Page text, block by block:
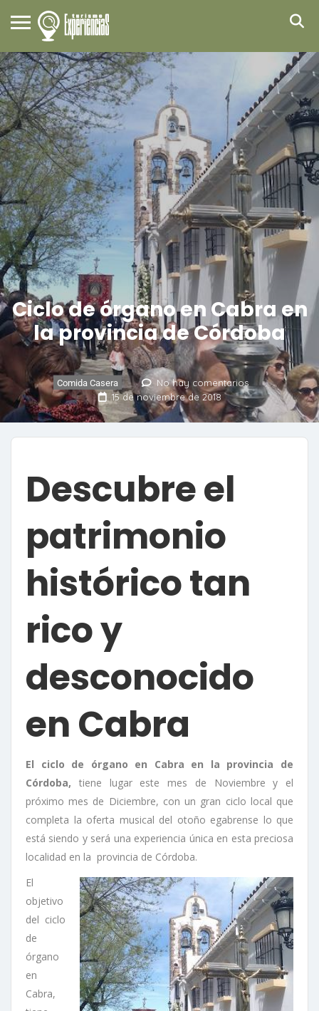
Ciclo de órgano en Cabra en
la provincia de Córdoba
Comida Casera
No hay comentarios
15 de noviembre de 2018
Descubre el
patrimonio
histórico tan
rico y
desconocido
en Cabra
El ciclo de órgano en Cabra en la provincia de
Córdoba, tiene lugar este mes de Noviembre y el
próximo mes de Diciembre, con un gran ciclo local que
completa la oferta musical del otoño egabrense lo que
está siendo y será una experiencia única en esta preciosa
localidad en la provincia de Córdoba.
El
objetivo
del ciclo
de
órgano
en
Cabra,